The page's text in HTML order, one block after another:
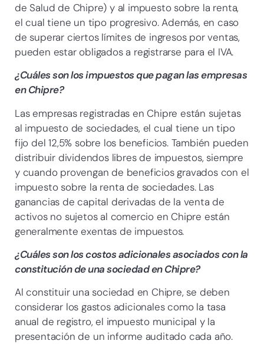
de Salud de Chipre) y al impuesto sobre la renta,
el cual tiene un tipo progresivo. Además, en caso
de superar ciertos límites de ingresos por ventas,
pueden estar obligados a registrarse para el IVA.
¿Cuáles son los impuestos que pagan las empresas
en Chipre?
Las empresas registradas en Chipre están sujetas
al impuesto de sociedades, el cual tiene un tipo
fijo del 12,5% sobre los beneficios. También pueden
distribuir dividendos libres de impuestos, siempre
y cuando provengan de beneficios gravados con el
impuesto sobre la renta de sociedades. Las
ganancias de capital derivadas de la venta de
activos no sujetos al comercio en Chipre están
generalmente exentas de impuestos.
¿Cuáles son los costos adicionales asociados con la
constitución de una sociedad en Chipre?
Al constituir una sociedad en Chipre, se deben
considerar los gastos adicionales como la tasa
anual de registro, el impuesto municipal y la
presentación de un informe auditado cada año.